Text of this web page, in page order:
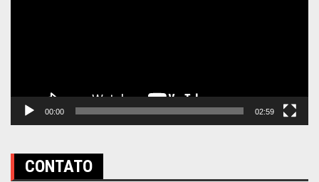
00:00 02:59
CONTATO